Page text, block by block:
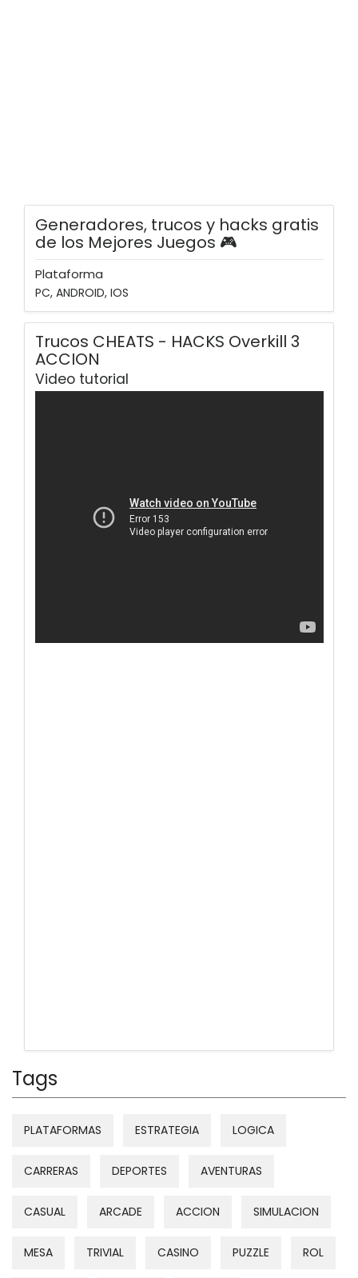
Generadores, trucos y hacks gratis
de los Mejores Juegos 🎮
Plataforma
PC, ANDROID, IOS
Trucos CHEATS - HACKS Overkill 3
ACCION
Video tutorial
Tags
PLATAFORMAS ESTRATEGIA LOGICA
CARRERAS DEPORTES AVENTURAS
CASUAL ARCADE ACCION SIMULACION
MESA TRIVIAL CASINO PUZZLE ROL